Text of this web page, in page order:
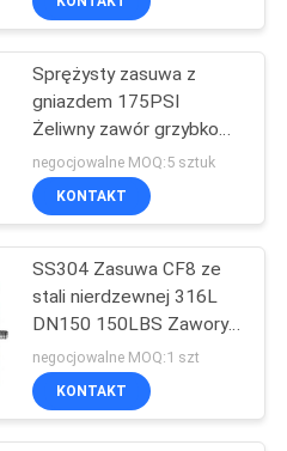
nierdzewna 316
Sprężysty zasuwa z
gniazdem 175PSI
Żeliwny zawór grzybkowy
Typ podnoszenia
Ćwierćobrotowy ruch
obrotowy Końce
negocjowalne MOQ:5 sztuk
KONTAKT
SS304 Zasuwa CF8 ze
stali nierdzewnej 316L
DN150 150LBS Zawory
zasuwowe ASME B16.1
CL125
negocjowalne MOQ:1 szt
KONTAKT